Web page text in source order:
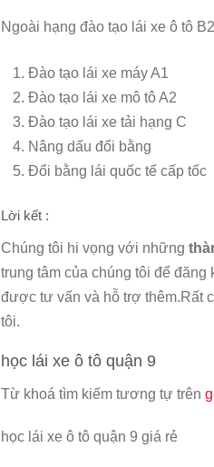
Ngoài hạng đào tạo lái xe ô tô
Đào tạo lái xe máy A1
Đào tạo lái xe mô tô A2
Đào tạo lái xe tải hạng C
Nâng dấu đổi bằng
Đổi bằng lái quốc tế cấp tốc
Lời kết :
Chúng tôi hi vọng với những
trung tâm của chúng tôi để
được tư vấn và hỗ trợ thêm.Rất
tôi.
học lái xe ô tô quận 9
Từ khoá tìm kiếm tương tự trên
học lái xe ô tô quận 9 giá rẻ